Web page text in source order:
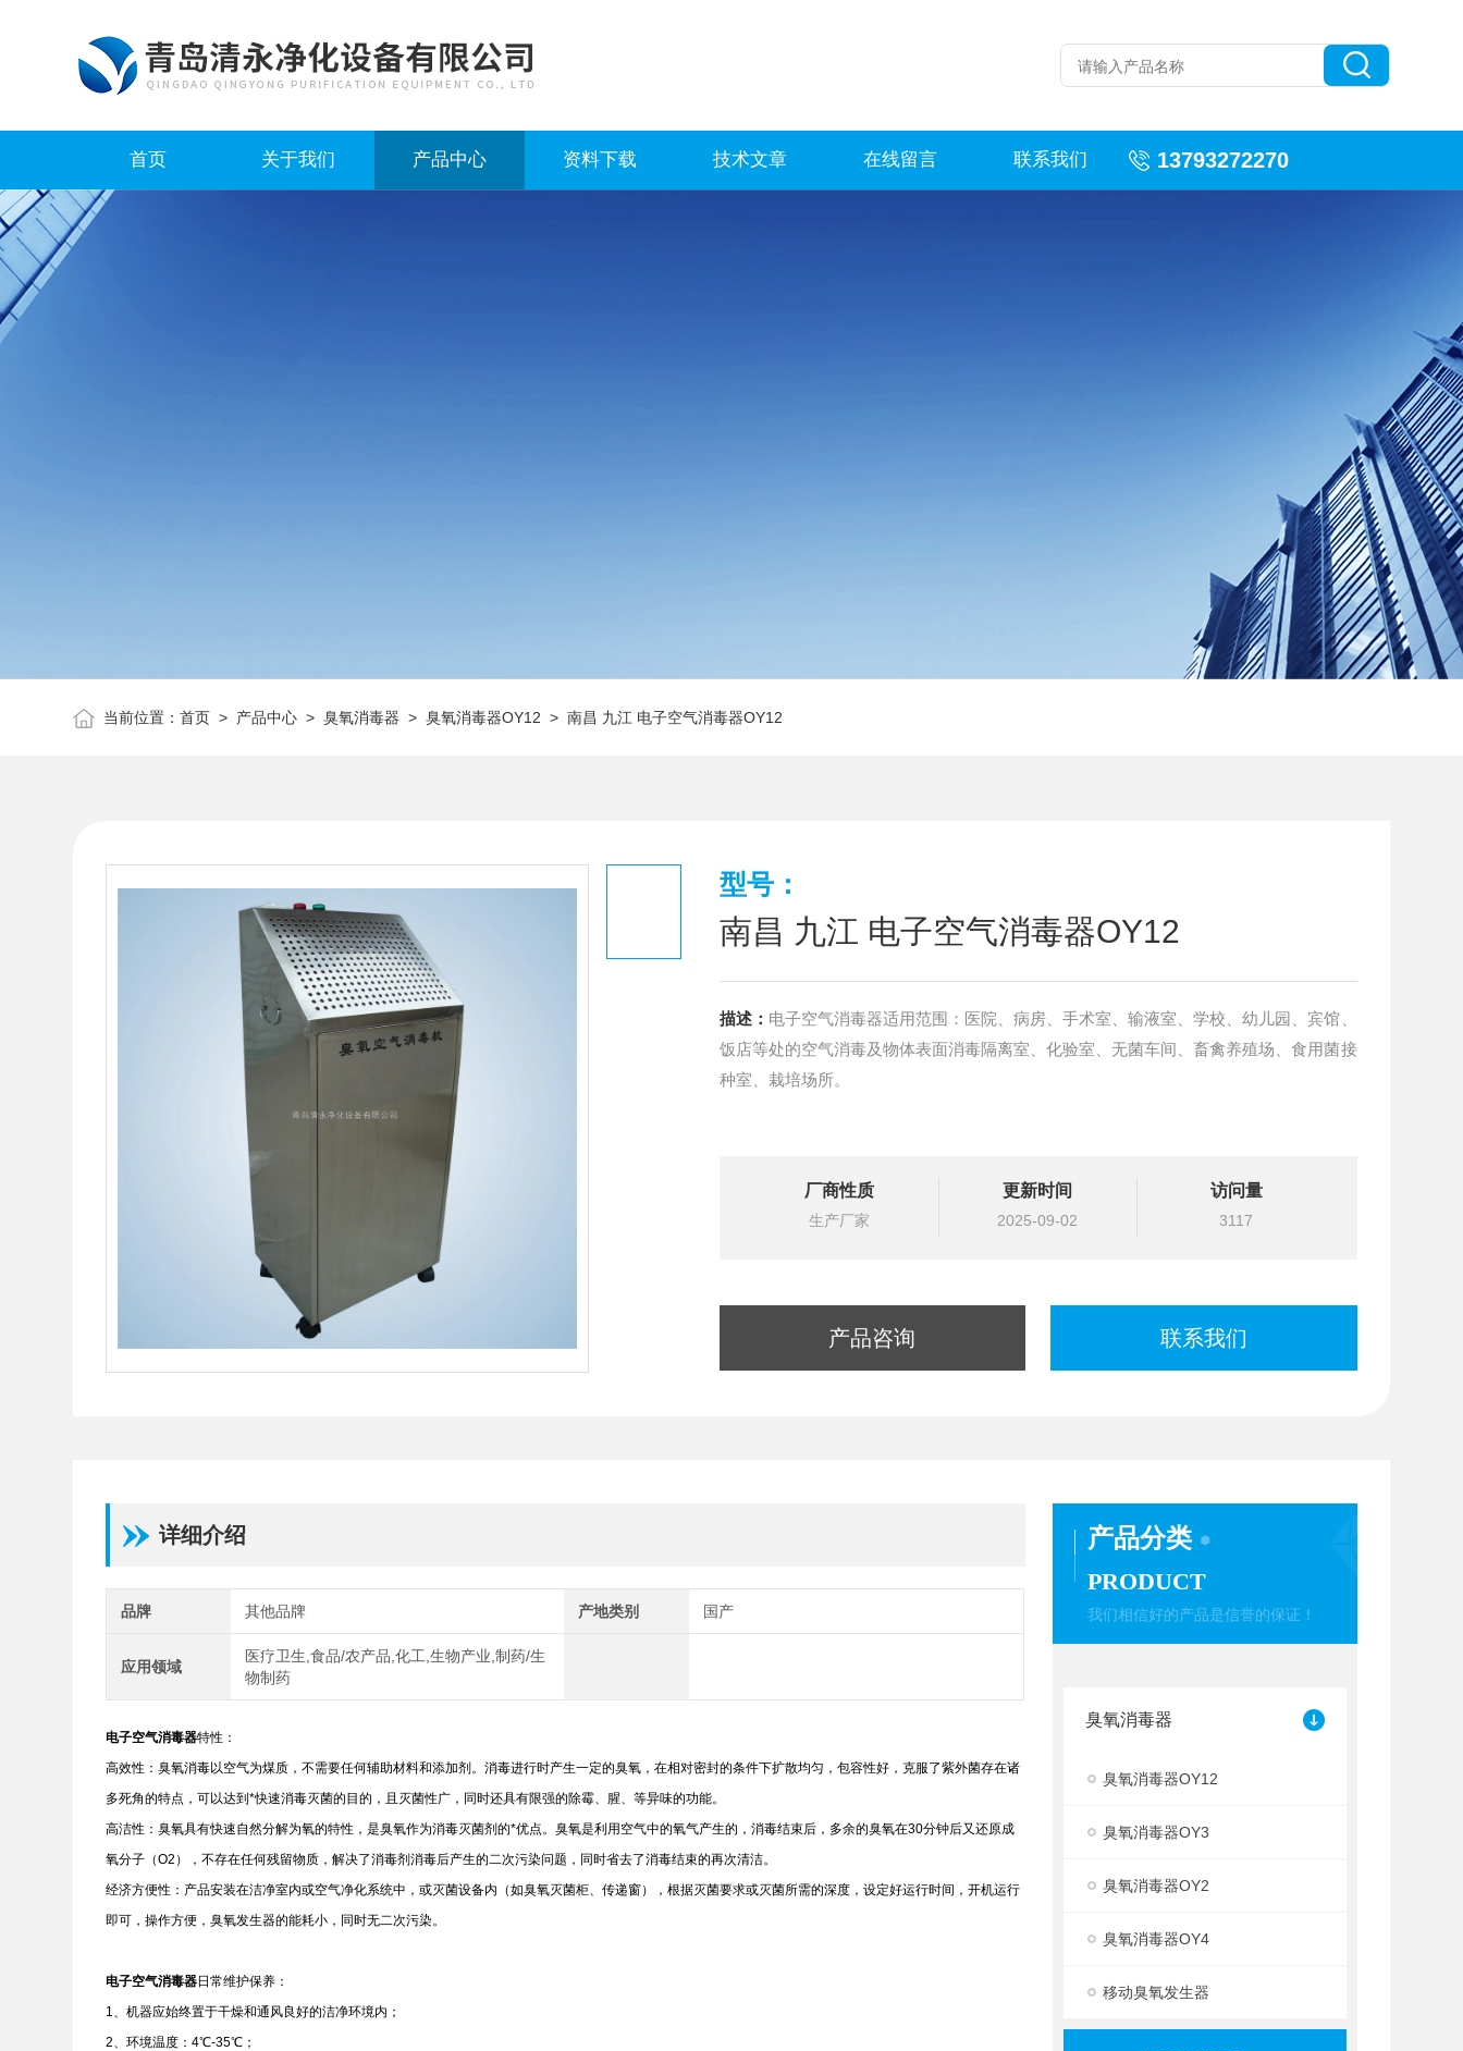
首页 关于我们 产品中心 资料下载 技术文章 在线留言 联系我们 13793272270
当前位置：首页 > 产品中心 >臭氧消毒器 >臭氧消毒器OY12 > 南昌 九江 电子空气消毒器OY12
型号：
南昌 九江 电子空气消毒器OY12
描述： 电子空气消毒器适用范围：医院、病房、手术室、输液室、学校、幼儿园、宾馆、
饭店等处的空气消毒及物体表面消毒隔离室、化验室、无菌车间、畜禽养殖场、食用菌接
种室、栽培场所。
厂商性质
生产厂家
更新时间
2025-09-02
访问量
3117
产品咨询 联系我们
产品分类
PRODUCT
我们相信好的产品是信誉的保证！
臭氧消毒器
臭氧消毒器OY12
臭氧消毒器OY3
臭氧消毒器OY2
臭氧消毒器OY4
移动臭氧发生器
详细介绍
品牌 其他品牌 产地类别 国产
应用领域
医疗卫生,食品/农产品,化工,生物产业,制药/生
物制药
电子空气消毒器特性：
高效性：臭氧消毒以空气为煤质，不需要任何辅助材料和添加剂。消毒进行时产生一定的臭氧，在相对密封的条件下扩散均匀，包容性好，克服了紫外菌存在诸
多死角的特点，可以达到*快速消毒灭菌的目的，且灭菌性广，同时还具有限强的除霉、腥、等异味的功能。
高洁性：臭氧具有快速自然分解为氧的特性，是臭氧作为消毒灭菌剂的*优点。臭氧是利用空气中的氧气产生的，消毒结束后，多余的臭氧在30分钟后又还原成
氧分子（O2），不存在任何残留物质，解决了消毒剂消毒后产生的二次污染问题，同时省去了消毒结束的再次清洁。
经济方便性：产品安装在洁净室内或空气净化系统中，或灭菌设备内（如臭氧灭菌柜、传递窗），根据灭菌要求或灭菌所需的深度，设定好运行时间，开机运行
即可，操作方便，臭氧发生器的能耗小，同时无二次污染。
电子空气消毒器日常维护保养：
1、机器应始终置于干燥和通风良好的洁净环境内；
2、环境温度：4℃-35℃；